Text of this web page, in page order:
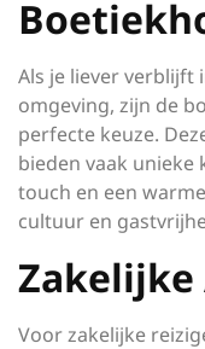
Als je liever verblijft
omgeving, zijn de
perfecte keuze.
bieden vaak
touch en een
cultuur en
Zakelijke
Voor zakelijke